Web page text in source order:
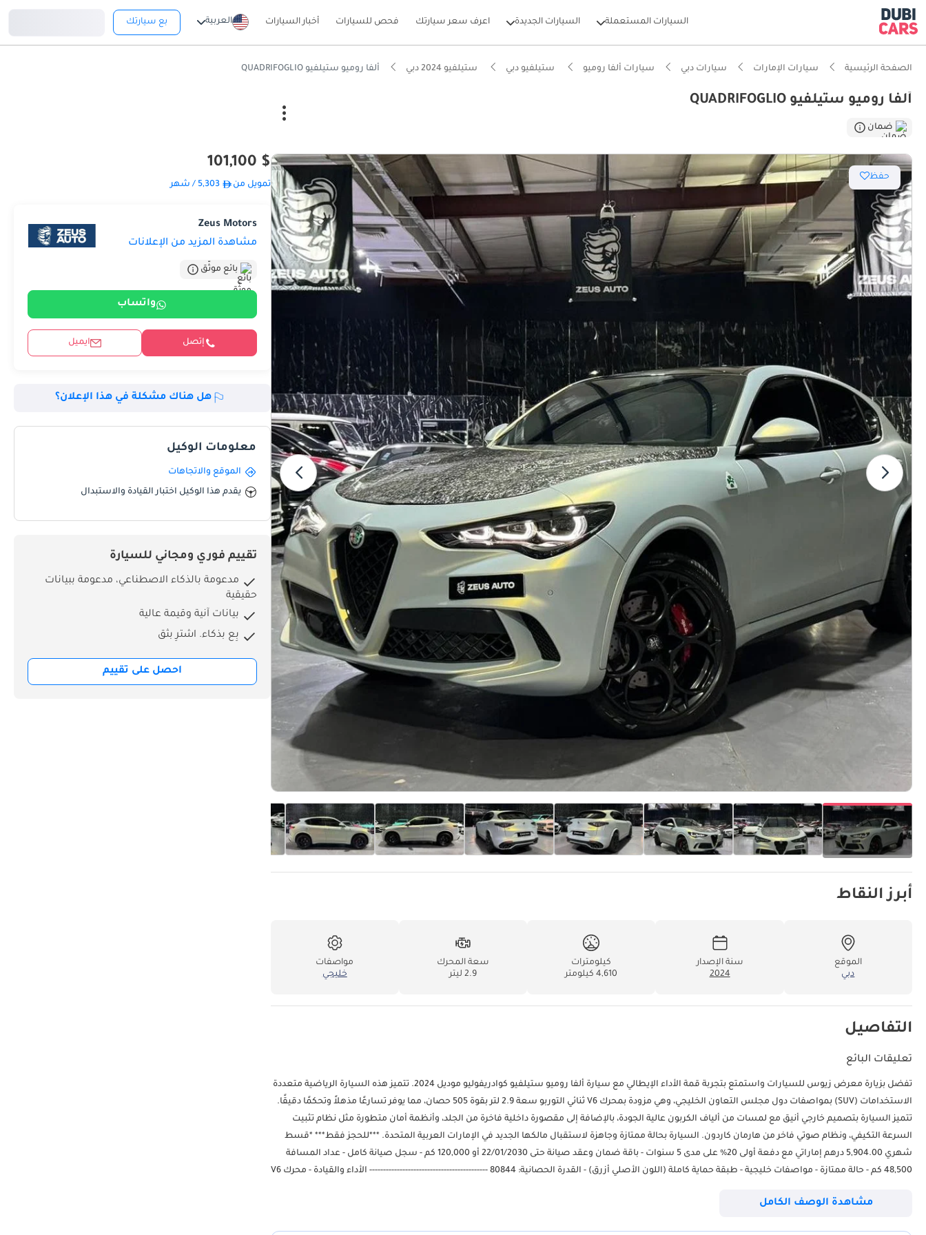
السيارات المستعملة السيارات الجديدة اعرف سعر سيارتك فحص للسيارات أخبار السيارات العربية بع سيارتك
الصفحة الرئيسية سيارات الإمارات سيارات دبي سيارات ألفا روميو ستيلفيو دبي ستيلفيو 2024 دبي ألفا روميو ستيلفيو QUADRIFOGLIO
ألفا روميو ستيلفيو QUADRIFOGLIO
ضمان
حفظ
أبرز النقاط
الموقع
دبي
سنة الإصدار
2024
كيلومترات
4,610 كيلومتر
سعة المحرك
2.9 ليتر
مواصفات
خليجي
التفاصيل
تعليقات البائع
تفضل بزيارة معرض زيوس للسيارات واستمتع بتجربة قمة الأداء الإيطالي مع سيارة ألفا روميو ستيلفيو كوادريفوليو موديل 2024. تتميز هذه السيارة الرياضية متعددة
الاستخدامات (SUV) بمواصفات دول مجلس التعاون الخليجي، وهي مزودة بمحرك V6 ثنائي التوربو سعة 2.9 لتر بقوة 505 حصان، مما يوفر تسارعًا مذهلاً وتحكمًا دقيقًا.
تتميز السيارة بتصميم خارجي أنيق مع لمسات من ألياف الكربون عالية الجودة، بالإضافة إلى مقصورة داخلية فاخرة من الجلد، وأنظمة أمان متطورة مثل نظام تثبيت
السرعة التكيفي، ونظام صوتي فاخر من هارمان كاردون. السيارة بحالة ممتازة وجاهزة لاستقبال مالكها الجديد في الإمارات العربية المتحدة. ***للحجز فقط*** *قسط
شهري 5,904.00 درهم إماراتي مع دفعة أولى 20% على مدى 5 سنوات - باقة ضمان وعقد صيانة حتى 22/01/2030 أو 120,000 كم - سجل صيانة كامل - عداد المسافة
48,500 كم - حالة ممتازة - مواصفات خليجية - طبقة حماية كاملة (اللون الأصلي أزرق) - القدرة الحصانية: 80844 ------------------------------------------- الأداء والقيادة - محرك V6
مشاهدة الوصف الكامل
$ 101,100
تمويل من 5,303 / شهر
Zeus Motors
مشاهدة المزيد من الإعلانات
بائع موثّق
واتساب
إتصل ايميل
هل هناك مشكلة في هذا الإعلان؟
معلومات الوكيل
الموقع والاتجاهات
يقدم هذا الوكيل اختبار القيادة والاستبدال
تقييم فوري ومجاني للسيارة
مدعومة بالذكاء الاصطناعي، مدعومة ببيانات
حقيقية
بيانات آنية وقيمة عالية
بِع بذكاء. اشترِ بثق
احصل على تقييم
التسارع من 0 إلى 100 كم/ساعة في أقل من 4 ثوانٍ
معيار نظام الصوت من الدرجة الأولى
تصنيف السلامة 5 نجوم من NCAP